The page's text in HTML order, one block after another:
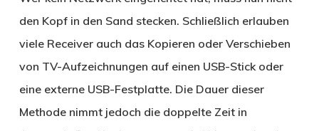
den Kopf in den Sand stecken. Schließlich erlauben
viele Receiver auch das Kopieren oder Verschieben
von TV-Aufzeichnungen auf einen USB-Stick oder
eine externe USB-Festplatte. Die Dauer dieser
Methode nimmt jedoch die doppelte Zeit in